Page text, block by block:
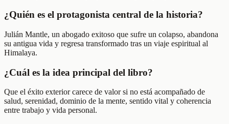
¿Quién es el protagonista central de la historia?
Julián Mantle, un abogado exitoso que sufre un colapso, abandona
su antigua vida y regresa transformado tras un viaje espiritual al
Himalaya.
¿Cuál es la idea principal del libro?
Que el éxito exterior carece de valor si no está acompañado de
salud, serenidad, dominio de la mente, sentido vital y coherencia
entre trabajo y vida personal.